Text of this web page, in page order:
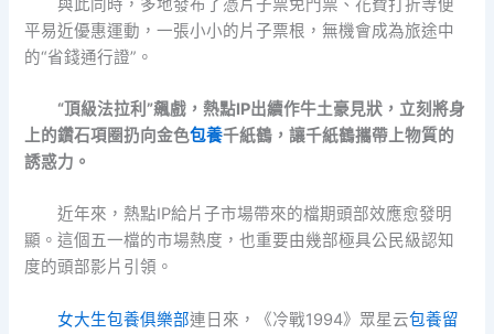
平易近優惠運動，一張小小的片子票根，無機會成為旅途中
的“省錢通行證”。
“頂級法拉利”飆戲，熱點IP出續作牛土豪見狀，立刻將身
上的鑽石項圈扔向金色包養千紙鶴，讓千紙鶴攜帶上物質的
誘惑力。
近年來，熱點IP給片子市場帶來的檔期頭部效應愈發明
顯。這個五一檔的市場熱度，也重要由幾部極具公民級認知
度的頭部影片引領。
女大生包養俱樂部連日來，《冷戰1994》眾星云包養留